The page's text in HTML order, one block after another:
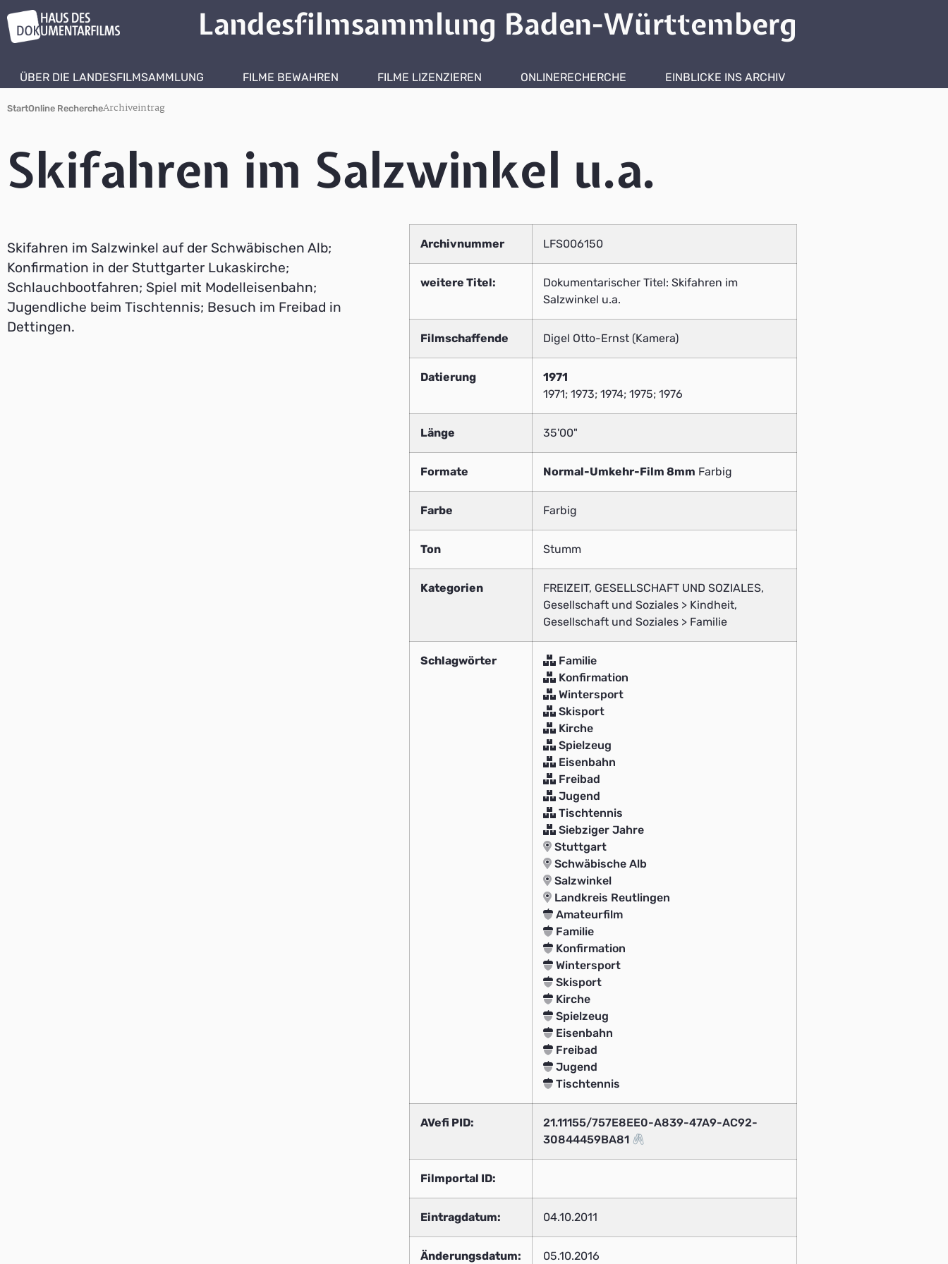
Landesfilmsammlung Baden-Württemberg
ÜBER DIE LANDESFILMSAMMLUNG FILME BEWAHREN FILME LIZENZIEREN ONLINERECHERCHE EINBLICKE INS ARCHIV
StartOnline RechercheArchiveintrag
Skifahren im Salzwinkel u.a.
Skifahren im Salzwinkel auf der Schwäbischen Alb;
Konfirmation in der Stuttgarter Lukaskirche;
Schlauchbootfahren; Spiel mit Modelleisenbahn;
Jugendliche beim Tischtennis; Besuch im Freibad in
Dettingen.
Archivnummer LFS006150
weitere Titel:
Dokumentarischer Titel: Skifahren im
Salzwinkel u.a.
Filmschaffende Digel Otto-Ernst (Kamera)
Datierung
1971
1971; 1973; 1974; 1975; 1976
Länge 35'00"
Formate Normal-Umkehr-Film 8mm Farbig
Farbe Farbig
Ton Stumm
Kategorien
FREIZEIT, GESELLSCHAFT UND SOZIALES,
Gesellschaft und Soziales > Kindheit,
Gesellschaft und Soziales > Familie
Schlagwörter
Familie
Konfirmation
Wintersport
Skisport
Kirche
Spielzeug
Eisenbahn
Freibad
Jugend
Tischtennis
Siebziger Jahre
Stuttgart
Schwäbische Alb
Salzwinkel
Landkreis Reutlingen
Amateurfilm
Familie
Konfirmation
Wintersport
Skisport
Kirche
Spielzeug
Eisenbahn
Freibad
Jugend
Tischtennis
AVefi PID:
21.11155/757E8EE0-A839-47A9-AC92-
30844459BA81
Filmportal ID:
Eintragdatum: 04.10.2011
Änderungsdatum: 05.10.2016